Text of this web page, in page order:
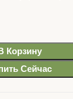
Корзину
Сейчас